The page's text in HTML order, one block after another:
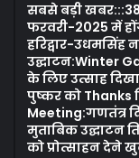
सबसे बड़ी
फरवरी-2025 में
हरिद्वार-उधमसिंह
उद्घाटन:Winter
के लिए उत्साह
पुष्कर को Thanks
Meeting:गणतंत्र
मुताबिक उद्घाटन
को प्रोत्साहन देने